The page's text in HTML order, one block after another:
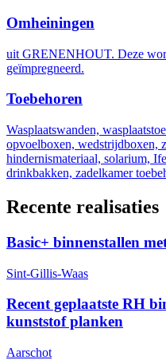
Omheiningen
uit GRENENHOUT. Deze
geïmpregneerd.
Toebehoren
Wasplaatswanden,
opvoelboxen, wedstrijdboxen,
hindernismateriaal, solarium,
drinkbakken, zadelkamer
Recente realisaties
Basic+ binnenstallen
Sint-Gillis-Waas
Recent geplaatste RH
kunststof planken
Aarschot